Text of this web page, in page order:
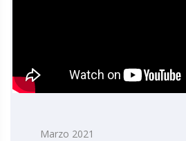
Marzo 2021